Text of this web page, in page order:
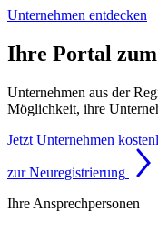
Unternehmen entdecken
Ihre Portal
Unternehmen aus der
Möglichkeit, ihre
Jetzt Unternehmen
zur Neuregistrierung
Ihre Ansprechpersonen